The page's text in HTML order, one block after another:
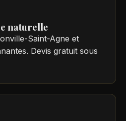
naturelle
Saint-Agne et
Devis gratuit sous